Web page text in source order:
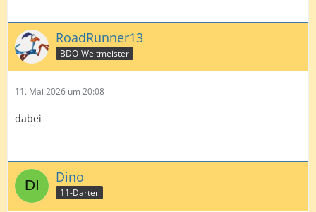
RoadRunner13
BDO-Weltmeister
11. Mai 2026 um 20:08
dabei
Dino
11-Darter